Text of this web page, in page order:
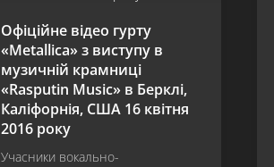
Офіційне відео гурту
«Metallica» з виступу в
музичній крамниці
«Rasputin Music» в Берклі,
Каліфорнія, США 16 квітня
2016 року
Учасники вокально-